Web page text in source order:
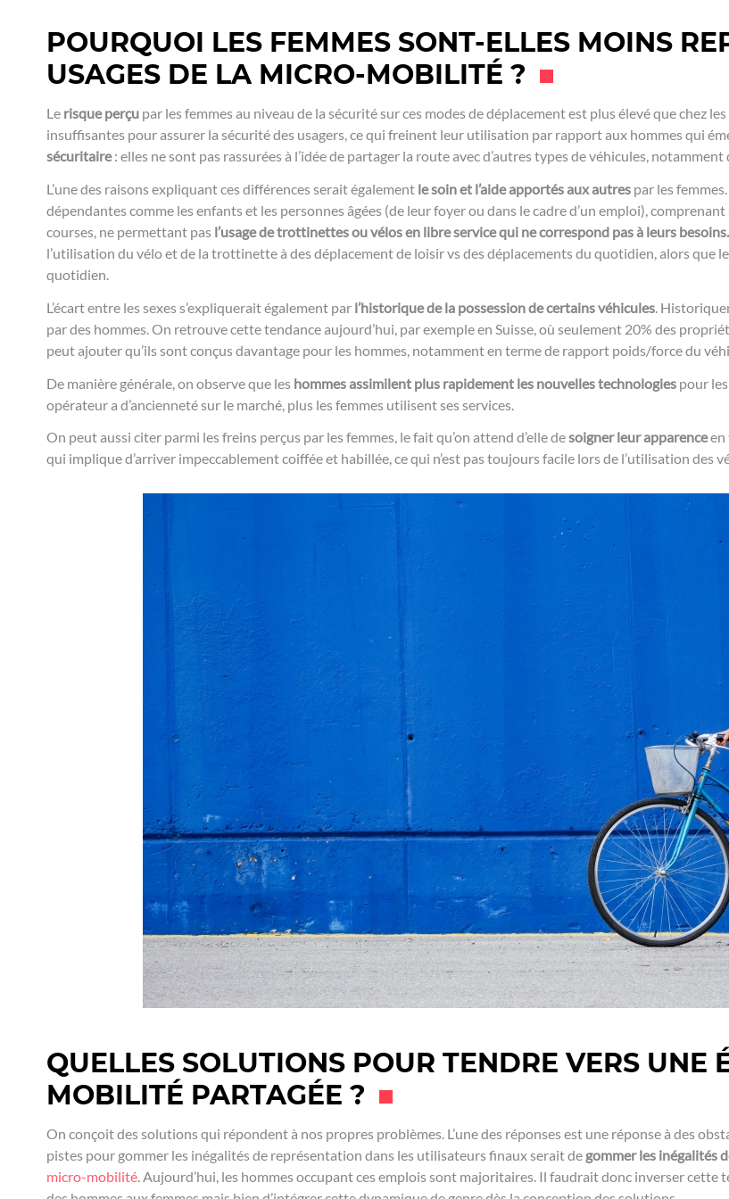
POURQUOI LES FEMMES SONT-ELLES MOINS
USAGES DE LA MICRO-MOBILITÉ ?
Le risque perçu par les femmes au niveau de la sécurité sur ces modes de déplacement est plus élevé que chez
insuffisantes pour assurer la sécurité des usagers, ce qui freinent leur utilisation par rapport aux hommes qui
sécuritaire: elles ne sont pas rassurées à l’idée de partager la route avec d’autres types de véhicules,
L’une des raisons expliquant ces différences serait également le soin et l’aide apportés aux autres par les
dépendantes comme les enfants et les personnes âgées (de leur foyer ou dans le cadre d’un emploi),
courses, ne permettant pas l’usage de trottinettes ou vélos en libre service qui ne correspond pas à leurs besoins.
l’utilisation du vélo et de la trottinette à des déplacement de loisir vs des déplacements du quotidien, alors que
quotidien.
L’écart entre les sexes s’expliquerait également par l’historique de la possession de certains véhicules .
par des hommes. On retrouve cette tendance aujourd’hui, par exemple en Suisse, où seulement 20% des
peut ajouter qu’ils sont conçus davantage pour les hommes, notamment en terme de rapport poids/force du
De manière générale, on observe que les hommes assimilent plus rapidement les nouvelles technologies pour
opérateur a d’ancienneté sur le marché, plus les femmes utilisent ses services.
On peut aussi citer parmi les freins perçus par les femmes, le fait qu’on attend d’elle desoigner leur apparenceen
qui implique d’arriver impeccablement coiffée et habillée, ce qui n’est pas toujours facile lors de l’utilisation
QUELLES SOLUTIONS POUR TENDRE VERS UNE
MOBILITÉ PARTAGÉE ?
On conçoit des solutions qui répondent à nos propres problèmes. L’une des réponses est une réponse à des
pistes pour gommer les inégalités de représentation dans les utilisateurs finaux serait de gommer les inégalités
micro-mobilité . Aujourd’hui, les hommes occupant ces emplois sont majoritaires. Il faudrait donc inverser